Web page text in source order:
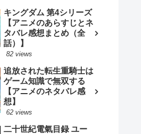
キングダム 第4シリーズ
【アニメのあらすじとネ
タバレ感想まとめ（全
話）】
82 views
追放された転生重騎士は
ゲーム知識で無双する
【アニメのネタバレ感
想】
62 views
二十世紀電氣目録 ユー